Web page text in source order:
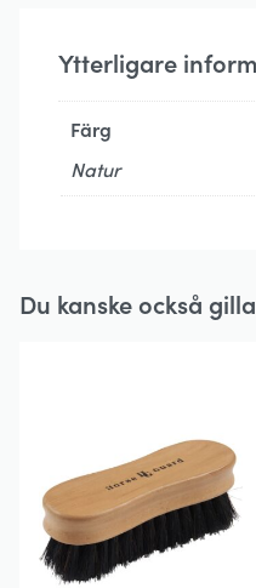
Ytterligare
Färg
Natur
Du kanske också